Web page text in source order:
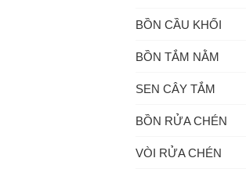
BỒN CẦU KHỐI
BỒN TẮM NẰM
SEN CÂY TẮM
BỒN RỬA CHÉN
VÒI RỬA CHÉN